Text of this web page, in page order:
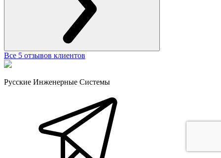
Все 5 отзывов клиентов
Русские Инженерные Системы